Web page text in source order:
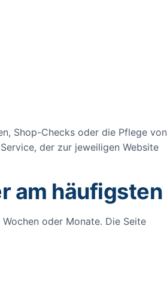
Shop-Checks oder die Pflege von
der zur jeweiligen Website
am häufigsten
oder Monate. Die Seite